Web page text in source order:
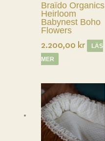
Braïdo Organics
Heirloom
Babynest Boho
Flowers
2.200,00 kr LÄS
MER